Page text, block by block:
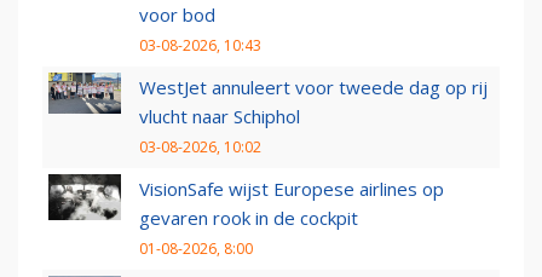
voor bod
03-08-2026, 10:43
WestJet annuleert voor tweede dag op rij
vlucht naar Schiphol
03-08-2026, 10:02
VisionSafe wijst Europese airlines op
gevaren rook in de cockpit
01-08-2026, 8:00